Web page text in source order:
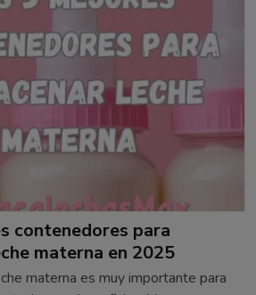
contenedores para
materna en 2025
materna es muy importante para